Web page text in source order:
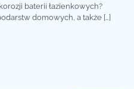
baterii łazienkowych?
domowych, a także […]